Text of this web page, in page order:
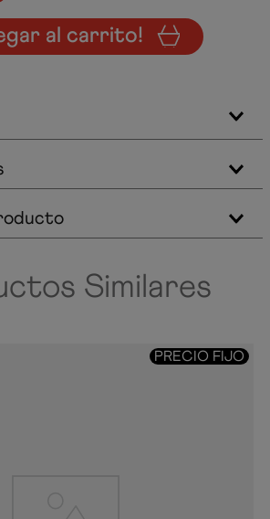
al carrito!
Similares
PRECIO FIJO